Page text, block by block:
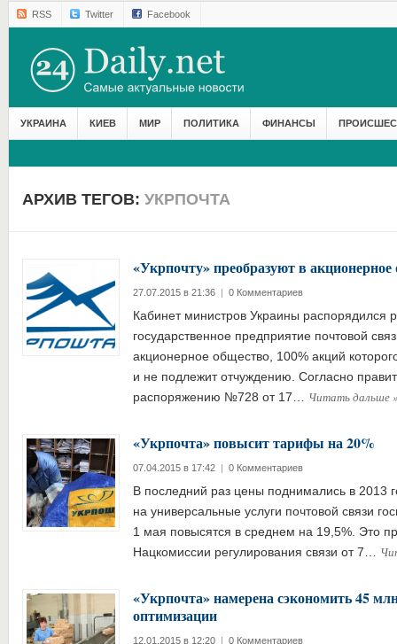
RSS Twitter Facebook
УКРАИНА КИЕВ МИР ПОЛИТИКА ФИНАНСЫ
АРХИВ ТЕГОВ: УКРПОЧТА
«Укрпочту» преобразуют в акционерное
27.07.2015 в 21:36 | 0 Комментариев
Кабинет министров Украины распорядился
государственное предприятие почтовой
акционерное общество, 100% акций
и не подлежит отчуждению. Согласно
распоряжению №728 от 17… Читать дальше
«Укрпочта» повысит тарифы на 20%
07.04.2015 в 17:42 | 0 Комментариев
В последний раз цены поднимались в 2013
на универсальные услуги почтовой связи
1 мая повысятся в среднем на 19,5%. Это
Нацкомиссии регулирования связи от 7…
«Укрпочта» намерена сэкономить 45
оптимизации
12.01.2015 в 12:20 | 0 Комментариев